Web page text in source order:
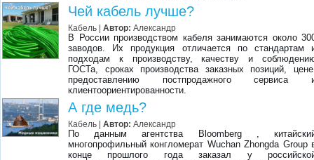
Чей кабель лучше?
Кабель |Автор: Александр
В России производством кабеля занимаются около
заводов. Их продукция отличается по стандартам
подходам к производству, качеству и
ГОСТа, сроках производства заказных позиций,
предоставлению постпродажного сервиса
клиентоориентированности.
А где медь?
Кабель |Автор: Александр
По данным агентства Bloomberg ,
многопрофильный конгломерат Wuchan Zhongda Group
конце прошлого года заказал у